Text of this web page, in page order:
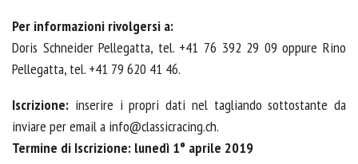
Per informazioni rivolgersi a:
Doris Schneider Pellegatta, tel. +41 76 392 29 09 oppure Rino
Pellegatta, tel. +41 79 620 41 46.
Iscrizione: inserire i propri dati nel tagliando sottostante da
inviare per email a info@classicracing.ch.
Termine di Iscrizione: lunedì 1° aprile 2019